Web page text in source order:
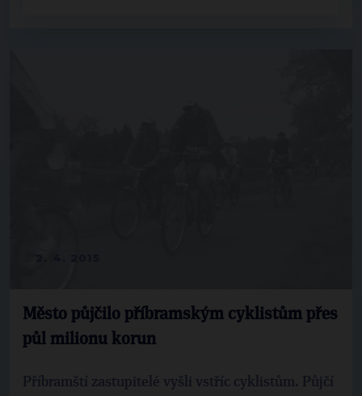
Město půjčilo příbramským cyklistům přes
půl milionu korun
Příbramští zastupitelé vyšli vstříc cyklistům. Půjčí